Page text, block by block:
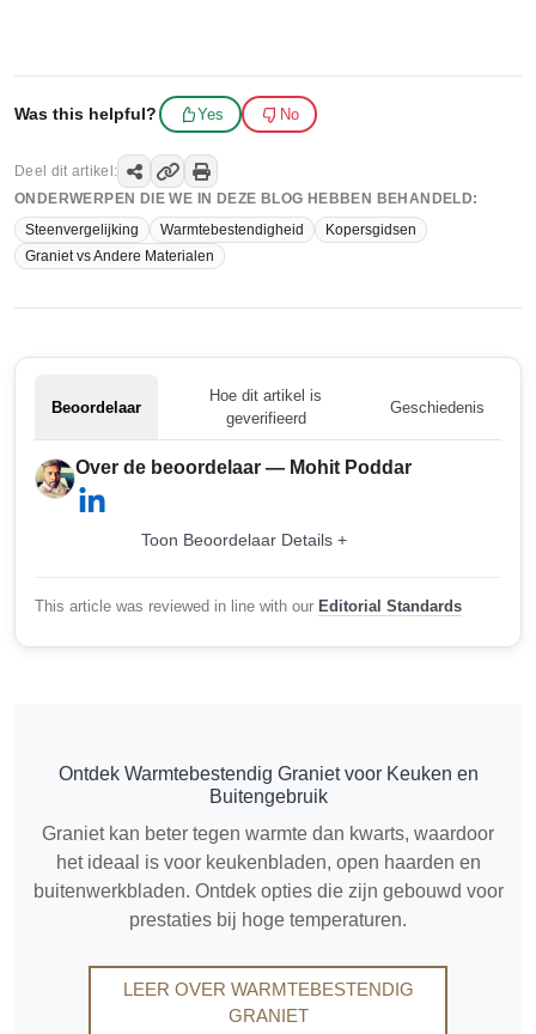
Was this helpful? Yes No
Deel dit artikel:
ONDERWERPEN DIE WE IN DEZE BLOG HEBBEN BEHANDELD:
Steenvergelijking
Warmtebestendigheid
Kopersgidsen
Graniet vs Andere Materialen
Beoordelaar
Hoe dit artikel is
geverifieerd
Geschiedenis
Over de beoordelaar — Mohit Poddar
Toon Beoordelaar Details +
This article was reviewed in line with our Editorial Standards
Ontdek Warmtebestendig Graniet voor Keuken en
Buitengebruik
Graniet kan beter tegen warmte dan kwarts, waardoor
het ideaal is voor keukenbladen, open haarden en
buitenwerkbladen. Ontdek opties die zijn gebouwd voor
prestaties bij hoge temperaturen.
LEER OVER WARMTEBESTENDIG
GRANIET